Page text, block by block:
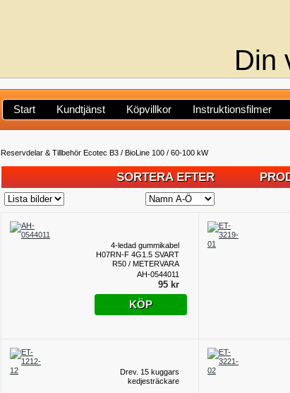
Din
Start Kundtjänst Köpvillkor Instruktionsfilmer
Reservdelar & Tillbehör Ecotec B3 / BioLine 100 / 60-100 kW
SORTERA EFTER
4-ledad gummikabel
H07RN-F 4G1.5 SVART
R50 / METERVARA
AH-0544011
95 kr
KÖP
Drev. 15 kuggars
kedjesträckare